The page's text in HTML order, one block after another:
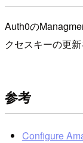
Auth0の
クセスキーの更新
参考
Configure